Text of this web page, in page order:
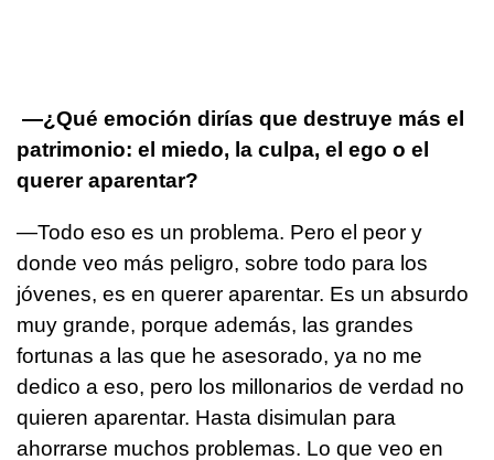
—¿Qué emoción dirías que destruye más el
patrimonio: el miedo, la culpa, el ego o el
querer aparentar?
—Todo eso es un problema. Pero el peor y
donde veo más peligro, sobre todo para los
jóvenes, es en querer aparentar. Es un absurdo
muy grande, porque además, las grandes
fortunas a las que he asesorado, ya no me
dedico a eso, pero los millonarios de verdad no
quieren aparentar. Hasta disimulan para
ahorrarse muchos problemas. Lo que veo en